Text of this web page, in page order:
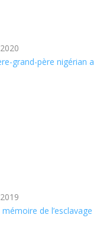
grand-père nigérian a
de l’esclavage